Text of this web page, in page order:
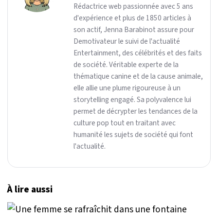
Rédactrice web passionnée avec 5 ans
d'expérience et plus de 1850 articles à
son actif, Jenna Barabinot assure pour
Demotivateur le suivi de l'actualité
Entertainment, des célébrités et des faits
de société. Véritable experte de la
thématique canine et de la cause animale,
elle allie une plume rigoureuse à un
storytelling engagé. Sa polyvalence lui
permet de décrypter les tendances de la
culture pop tout en traitant avec
humanité les sujets de société qui font
l'actualité.
À lire aussi